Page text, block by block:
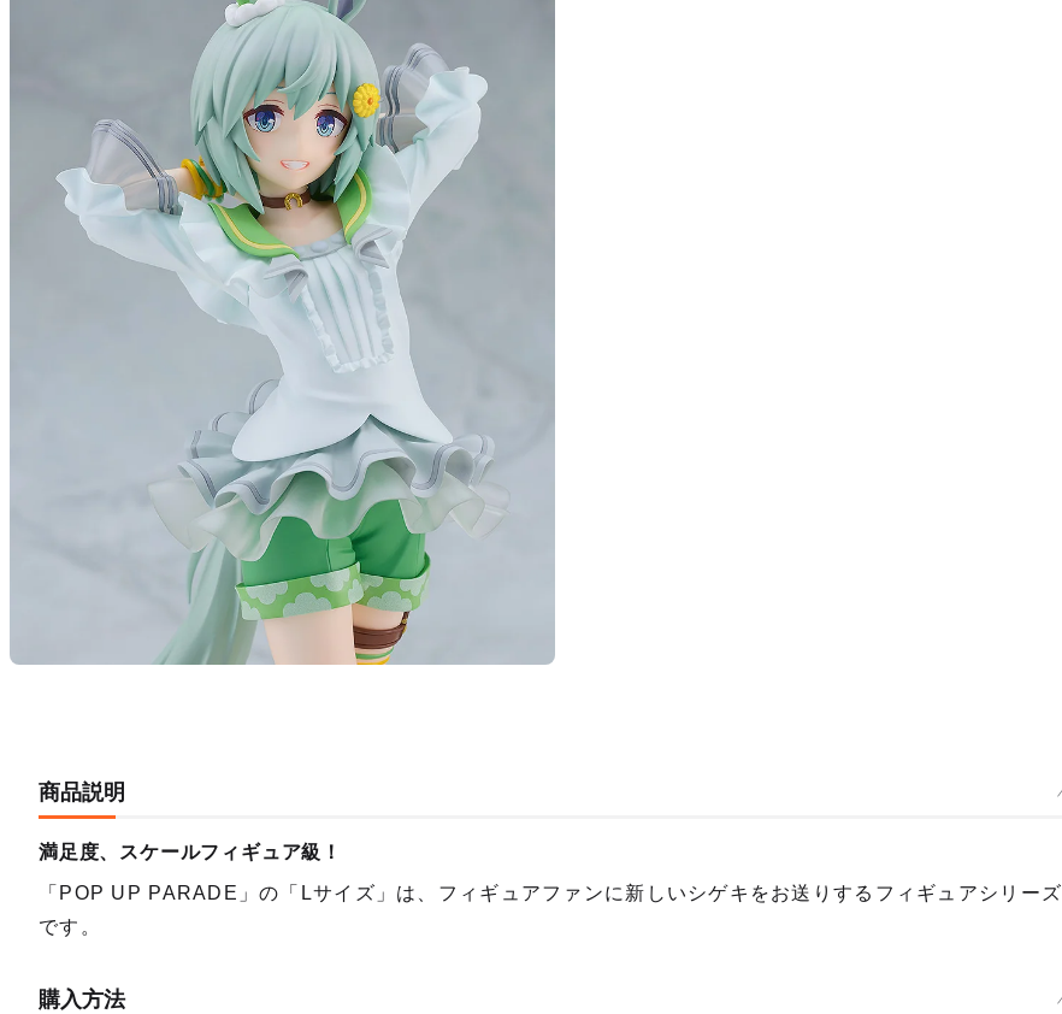
商品説明
満足度、スケールフィギュア級！
「POP UP PARADE」の「Lサイズ」は、フィギュアファンに新しいシゲキをお送りするフィギュアシリーズ
です。
購入方法